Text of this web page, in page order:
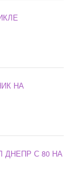
НА
ДНЕПР С 80 НА